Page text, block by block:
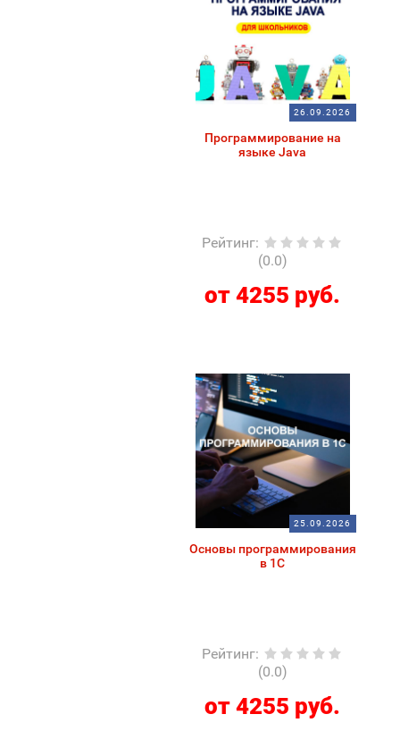
26.09.2026
Программирование на
языке Java
Рейтинг:
(0.0)
от 4255 руб.
25.09.2026
Основы программирования
в 1С
Рейтинг:
(0.0)
от 4255 руб.